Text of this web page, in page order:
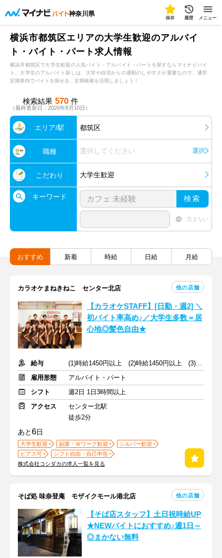
神奈川県
保存 履歴 メニュー
横浜市都筑区エリアの大学生歓迎のアルバイ
ト・バイト・パート求人情報
横浜市都筑区で大学生歓迎の人気バイト・アルバイト・パートを探すならマイナビバイ
ト。大学生のアルバイト探しは、大学や自宅からの通勤のしやすさが重要なので、通学
定期券内でバイトを探せる、定期検索を活用しましょう！
検索結果 570 件
（最終更新日：2026年8月10日）
エリア/駅 都筑区
職種 選択してください 選択
こだわり 大学生歓迎
キーワード 検索
含まない
おすすめ 新着 時給 日給 月給
カラオケまねきねこ センター北店 他の店舗
【カラオケSTAFF】[日勤・週2] ＼
初バイト率高め♪／大学生多数＝居
心地◎髪色自由★
給与
(1)時給1450円以上 (2)時給1450円以上 (3)時給1270円以上
雇用形態
アルバイト・パート
シフト
週2日 1日3時間以上
アクセス
センター北駅
徒歩2分
あと6日
大学生歓迎 副業・Ｗワーク歓迎
シルバー歓迎
ピアス可
シフト自由・自己申告
株式会社コシダカの求人一覧を見る
そば処 味奈登庵 モザイクモール港北店 他の店舗
【そば店スタッフ】土日祝時給UP
★NEWバイトにおすすめ♪週1日～
◎まかない無料